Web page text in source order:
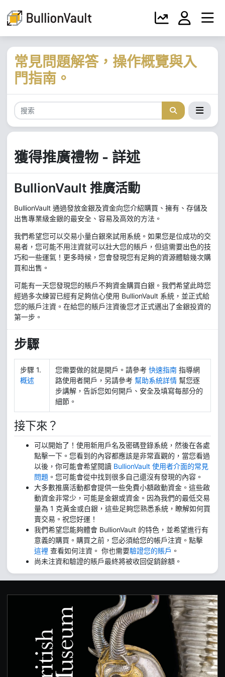
常見問題解答，操作概覽與入
門指南。
獲得推廣禮物 - 詳述
BullionVault 推廣活動
BullionVault 通過發放金銀及資金向您介紹購買、擁有、存儲及
出售專業級金銀的最安全、容易及高效的方法。
我們希望您可以交易小量白銀來試用系統。如果您是位成功的交
易者，您可能不用注資就可以壯大您的賬戶，但這需要出色的技
巧和一些運氣！更多時候，您會發現您有足夠的資源體驗幾次購
買和出售。
可能有一天您發現您的賬戶不夠資金購買白銀。我們希望此時您
經過多次練習已經有足夠信心使用 BullionVault 系統，並正式給
您的賬戶注資。在給您的賬戶注資後您才正式邁出了金銀投資的
第一步。
步驟
步驟 1.
概述
您需要做的就是開戶。請參考 快速指南指導網
路使用者開戶，另請參考 幫助系統詳情幫您逐
步講解，告訴您如何開戶、安全及填寫每部分的
細節。
接下來？
可以開始了！使用新用戶名及密碼登錄系統，然後在各處
點擊一下。您看到的內容都應該是非常直觀的，當您看過
以後，你可能會希望閱讀 BullionVault 使用者介面的常見
問題 。您可能會從中找到很多自己還沒有發現的內容。
大多數推廣活動都會提供一些免費小額啟動資金。這些啟
動資金非常少，可能是金銀或資金。因為我們的最低交易
量為 1 克黃金或白銀，這些足夠您熟悉系統，瞭解如何買
賣交易。祝您好運！
我們希望您能夠體會 BullionVault 的特色，並希望進行有
意義的購買。購買之前，您必須給您的帳戶注資。點擊
這裡 查看如何注資。 你也需要驗證您的賬戶 。
尚未注資和驗證的賬戶最終將被收回促銷餘額。